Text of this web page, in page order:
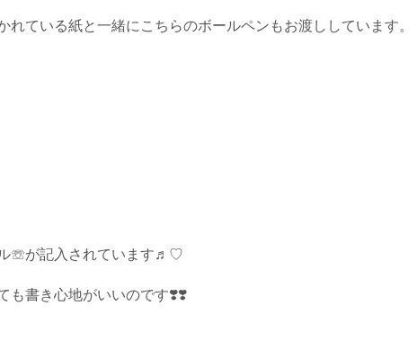
ている紙と一緒にこちらのボールペンもお渡ししています。
ル☏が記入されています♬︎♡
も書き心地がいいのです❣️❣️